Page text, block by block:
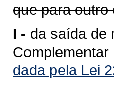
que para outro
I - da saída de
dada pela Lei